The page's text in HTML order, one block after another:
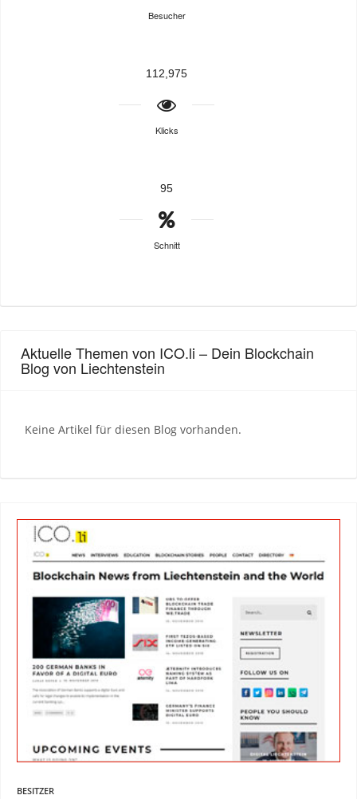
Besucher
112,975
Klicks
95
Schnitt
Aktuelle Themen von ICO.li – Dein Blockchain
Blog von Liechtenstein
Keine Artikel für diesen Blog vorhanden.
BESITZER